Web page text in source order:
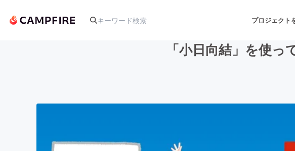
プロジェクト
「小日向結」を使